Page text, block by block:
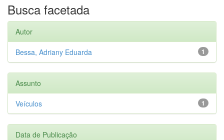
Busca facetada
Autor
1
Bessa, Adriany Eduarda
Assunto
1
Veículos
Data de Publicação